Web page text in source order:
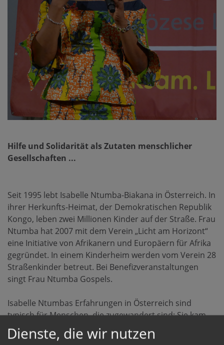
Hilfe und Solidarität als Zutaten menschlicher
Gesellschaften ...
Seit 1995 lebt Isabelle Ntumba-Biakana in Österreich. In
ihrer Herkunfts-Heimat, der Demokratischen Republik
Kongo, leben zwei Millionen Kinder auf der Straße. Frau
Ntumba hat 2007 mit dem Verein „Licht am Horizont“
eine Initiative von Afrikanern und Europäern für Afrika
gegründet. In einem Kinderheim werden vom Verein 28
Straßenkinder betreut. Bei Benefizveranstaltungen
singt Frau Ntumba Gospels.
Isabelle Ntumbas Erfahrungen in Österreich sind
typisch für Menschen, die zugewandert sind: Sie kam,
konnte kein Wort Deutsch, lernte aber rasch die
Sprache, absolvierte die Ausbildung zur Pflegehelferin
Dienste, die wir nutzen